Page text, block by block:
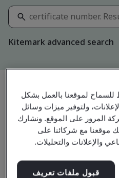
Kitemark advanced search
مشاركة:
للسماح لموقعنا بالعمل بشكل
ولتوفير ميزات وسائل
المرور على الموقع. ونشارك
موقعنا مع شركائنا على
والإعلانات والتحليلات.
قبول ملفات تعريف